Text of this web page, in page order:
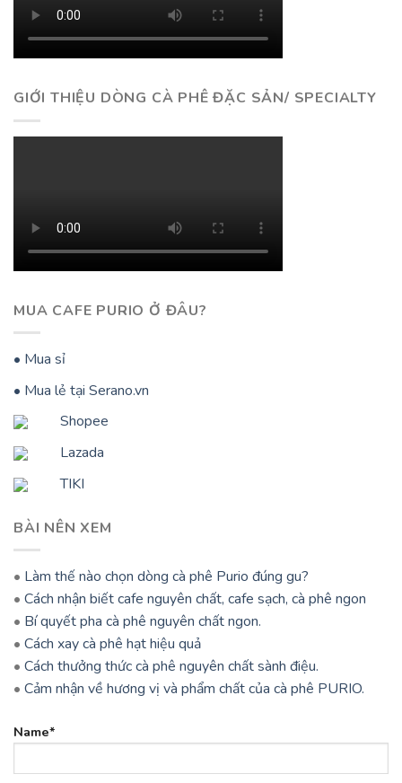
GIỚI THIỆU DÒNG CÀ PHÊ ĐẶC SẢN/ SPECIALTY
MUA CAFE PURIO Ở ĐÂU?
• Mua sỉ
• Mua lẻ tại Serano.vn
Shopee
Lazada
TIKI
BÀI NÊN XEM
• Làm thế nào chọn dòng cà phê Purio đúng gu?
• Cách nhận biết cafe nguyên chất, cafe sạch, cà phê ngon
• Bí quyết pha cà phê nguyên chất ngon.
• Cách xay cà phê hạt hiệu quả
• Cách thưởng thức cà phê nguyên chất sành điệu.
• Cảm nhận về hương vị và phẩm chất của cà phê PURIO.
Name*